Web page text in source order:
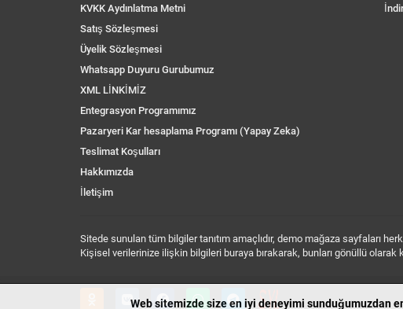
KVKK Aydınlatma Metni
Satış Sözleşmesi
Üyelik Sözleşmesi
Whatsapp Duyuru Gurubumuz
XML LİNKİMİZ
Entegrasyon Programımız
Pazaryeri Kar hesaplama Programı (Yapay Zeka)
Teslimat Koşulları
Hakkımızda
İletişim
Sitede sunulan tüm bilgiler tanıtım amaçlıdır, demo mağaza sayfaları
Kişisel verilerinize ilişkin bilgileri buraya bırakarak, bunları gönüllü
Web sitemizde size en iyi deneyimi sunduğumuzdan